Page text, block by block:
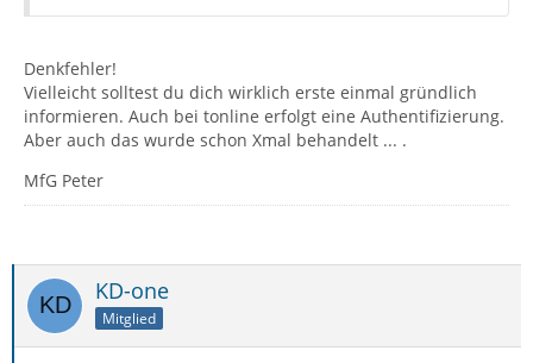
Denkfehler!
Vielleicht solltest du dich wirklich erste einmal gründlich
informieren. Auch bei tonline erfolgt eine Authentifizierung.
Aber auch das wurde schon Xmal behandelt ... .
MfG Peter
KD-one
Mitglied